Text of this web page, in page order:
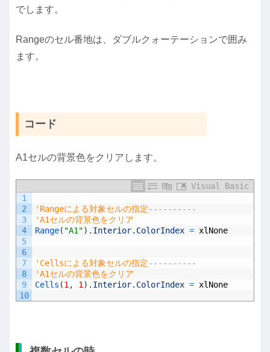
でします。
Rangeのセル番地は、ダブルクォーテーションで囲み
ます。
コード
A1セルの背景色をクリアします。
Visual Basic
1
2
3
4
5
6
7
8
9
10
'Rangeによる対象セルの指定----------
'A1セルの背景色をクリア
Range( "A1") . Interior. ColorIndex = xlNone
'Cellsによる対象セルの指定----------
'A1セルの背景色をクリア
Cells (1 , 1 ) . Interior. ColorIndex = xlNone